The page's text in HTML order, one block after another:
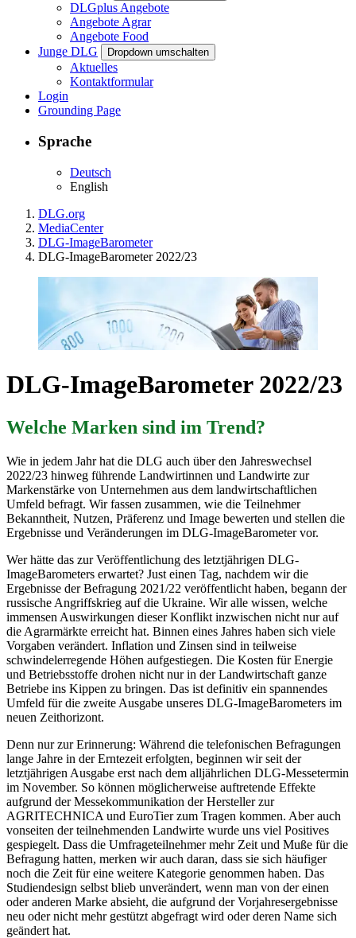
DLGplus Angebote
Angebote Agrar
Angebote Food
Junge DLG
Dropdown umschalten
Aktuelles
Kontaktformular
Login
Grounding Page
Sprache
Deutsch
English
DLG.org
MediaCenter
DLG-ImageBarometer
DLG-ImageBarometer 2022/23
DLG-ImageBarometer 2022/23
Welche Marken sind im Trend?
Wie in jedem Jahr hat die DLG auch über den Jahreswechsel
2022/23 hinweg führende Landwirtinnen und Landwirte zur
Markenstärke von Unternehmen aus dem landwirtschaftlichen
Umfeld befragt. Wir fassen zusammen, wie die Teilnehmer
Bekanntheit, Nutzen, Präferenz und Image bewerten und stellen die
Ergebnisse und Veränderungen im DLG-ImageBarometer vor.
Wer hätte das zur Veröffentlichung des letztjährigen DLG-
ImageBarometers erwartet? Just einen Tag, nachdem wir die
Ergebnisse der Befragung 2021/22 veröffentlicht haben, begann der
russische Angriffskrieg auf die Ukraine. Wir alle wissen, welche
immensen Auswirkungen dieser Konflikt inzwischen nicht nur auf
die Agrarmärkte erreicht hat. Binnen eines Jahres haben sich viele
Vorgaben verändert. Inflation und Zinsen sind in teilweise
schwindelerregende Höhen aufgestiegen. Die Kosten für Energie
und Betriebsstoffe drohen nicht nur in der Landwirtschaft ganze
Betriebe ins Kippen zu bringen. Das ist definitiv ein spannendes
Umfeld für die zweite Ausgabe unseres DLG-ImageBarometers im
neuen Zeithorizont.
Denn nur zur Erinnerung: Während die telefonischen Befragungen
lange Jahre in der Erntezeit erfolgten, beginnen wir seit der
letztjährigen Ausgabe erst nach dem alljährlichen DLG-Messetermin
im November. So können möglicherweise auftretende Effekte
aufgrund der Messekommunikation der Hersteller zur
AGRITECHNICA und EuroTier zum Tragen kommen. Aber auch
vonseiten der teilnehmenden Landwirte wurde uns viel Positives
gespiegelt. Dass die Umfrageteilnehmer mehr Zeit und Muße für die
Befragung hatten, merken wir auch daran, dass sie sich häufiger
noch die Zeit für eine weitere Kategorie genommen haben. Das
Studiendesign selbst blieb unverändert, wenn man von der einen
oder anderen Marke absieht, die aufgrund der Vorjahresergebnisse
neu oder nicht mehr gestützt abgefragt wird oder deren Name sich
geändert hat.